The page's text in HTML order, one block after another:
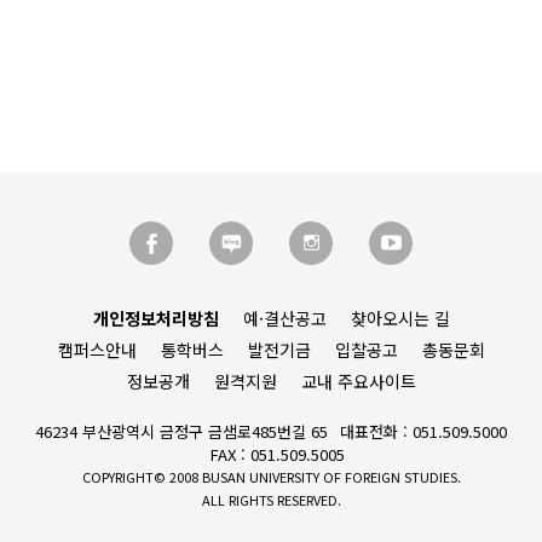
개인정보처리방침 예·결산공고
찾아오시는 길
캠퍼스안내
통학버스 발전기금 입찰공고
총동문회
정보공개
원격지원 교내 주요사이트
46234 부산광역시 금정구 금샘로485번길 65
대표전화 : 051.509.5000
FAX : 051.509.5005
COPYRIGHT© 2008 BUSAN UNIVERSITY OF FOREIGN STUDIES.
ALL RIGHTS RESERVED.